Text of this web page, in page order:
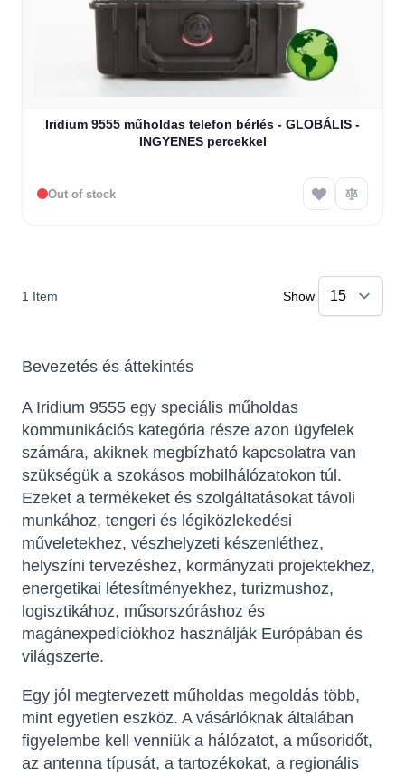
Iridium 9555 műholdas telefon bérlés - GLOBÁLIS -
INGYENES percekkel
Out of stock
1 Item Show
Bevezetés és áttekintés
A Iridium 9555 egy speciális műholdas
kommunikációs kategória része azon ügyfelek
számára, akiknek megbízható kapcsolatra van
szükségük a szokásos mobilhálózatokon túl.
Ezeket a termékeket és szolgáltatásokat távoli
munkához, tengeri és légiközlekedési
műveletekhez, vészhelyzeti készenléthez,
helyszíni tervezéshez, kormányzati projektekhez,
energetikai létesítményekhez, turizmushoz,
logisztikához, műsorszóráshoz és
magánexpedíciókhoz használják Európában és
világszerte.
Egy jól megtervezett műholdas megoldás több,
mint egyetlen eszköz. A vásárlóknak általában
figyelembe kell venniük a hálózatot, a műsoridőt,
az antenna típusát, a tartozékokat, a regionális